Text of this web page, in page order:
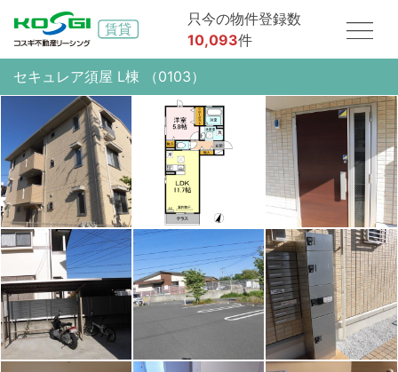
只今の物件登録数
10,093件
セキュレア須屋 L棟 （0103）